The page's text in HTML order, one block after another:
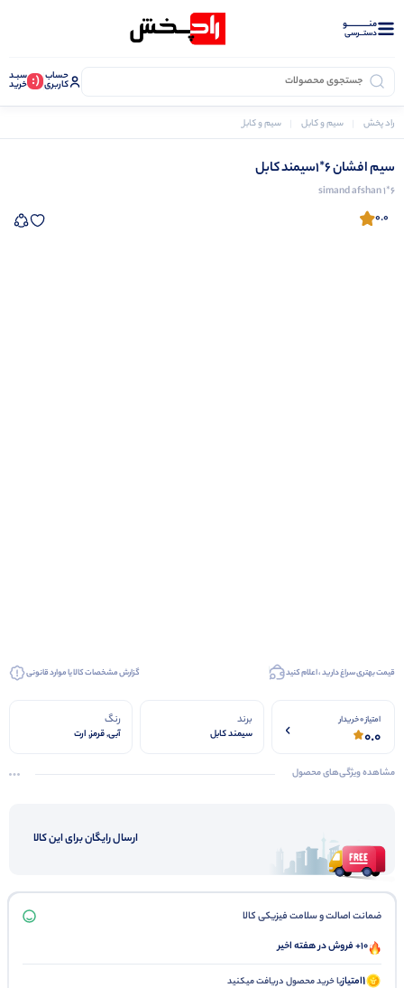
منــــــــــــو
دستــرسی
حساب
کاربری (: سبـد
خرید
راد پخش سیم و کابل سیم و کابل برق
سیم افشان 6*1سیمند کابل
simand afshan 1*6
0.0
قیمت بهتری سراغ دارید ، اعلام کنید گزارش مشخصات کالا یا موارد قانونی
امتیاز 0 خریدار
0.0
برند
سیمند کابل
رنگ
آبی, قرمز, ارت
مشاهده ویژگی‌های محصول
ارسال رایگان برای این کالا
ضمانت اصالت و سلامت فیزیکی کالا
10+ فروش در هفته اخیر
1امتیازبا خرید محصول دریافت میکنید